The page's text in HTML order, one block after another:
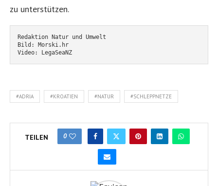
zu unterstützen.
Redaktion Natur und Umwelt
Bild: Morski.hr
Video: LegaSeaNZ
#ADRIA #KROATIEN #NATUR #SCHLEPPNETZE
TEILEN 0